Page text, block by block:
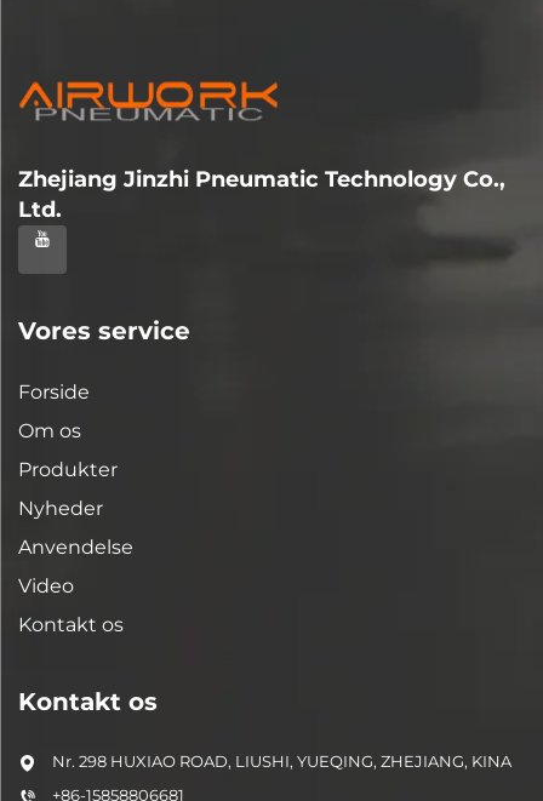
Zhejiang Jinzhi Pneumatic Technology Co.,
Ltd.
Vores service
Forside
Om os
Produkter
Nyheder
Anvendelse
Video
Kontakt os
Kontakt os
Nr. 298 HUXIAO ROAD, LIUSHI, YUEQING, ZHEJIANG, KINA
+86-15858806681